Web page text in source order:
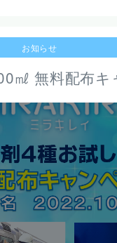
お知らせ
㎖ 無料配布キ